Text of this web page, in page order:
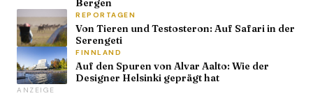
Bergen
REPORTAGEN
Von Tieren und Testosteron: Auf Safari in der
Serengeti
FINNLAND
Auf den Spuren von Alvar Aalto: Wie der
Designer Helsinki geprägt hat
ANZEIGE